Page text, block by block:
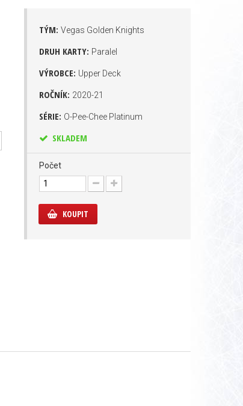
TÝM: Vegas Golden Knights
DRUH KARTY: Paralel
VÝROBCE: Upper Deck
ROČNÍK: 2020-21
SÉRIE: O-Pee-Chee Platinum
SKLADEM
Počet
KOUPIT